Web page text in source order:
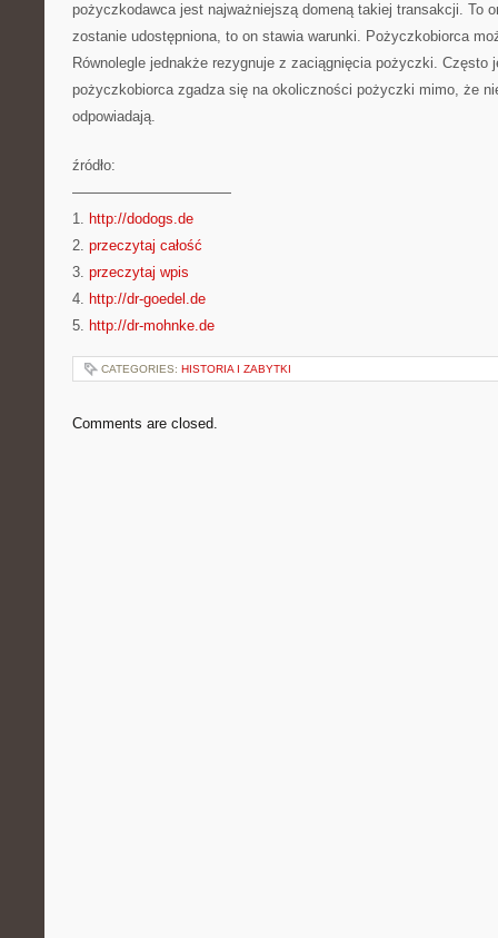
pożyczkodawca jest najważniejszą domeną takiej transakcji. To
zostanie udostępniona, to on stawia warunki. Pożyczkobiorca
Równolegle jednakże rezygnuje z zaciągnięcia pożyczki. Często
pożyczkobiorca zgadza się na okoliczności pożyczki mimo, że
odpowiadają.
źródło:
———————————
1. http://dodogs.de
2. przeczytaj całość
3. przeczytaj wpis
4. http://dr-goedel.de
5. http://dr-mohnke.de
CATEGORIES: HISTORIA I ZABYTKI
Comments are closed.